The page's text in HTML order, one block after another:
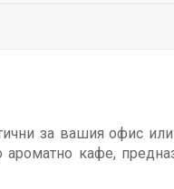
за вашия офис
кафе,